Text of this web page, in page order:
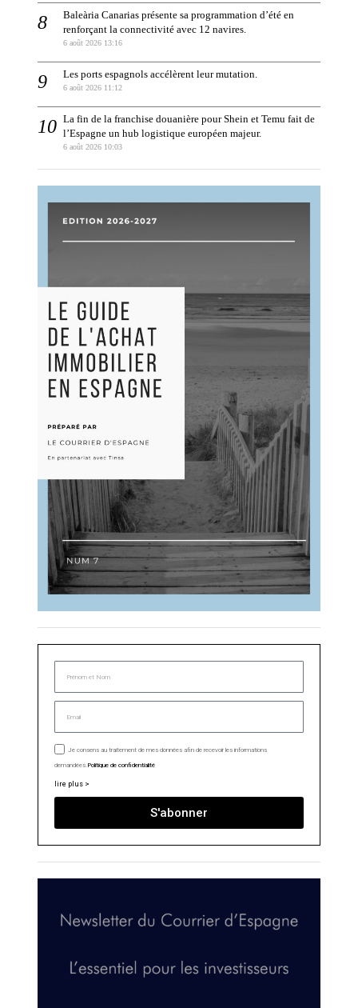
Baleària Canarias présente sa programmation d’été en
renforçant la connectivité avec 12 navires.
6 août 2026 13:16
Les ports espagnols accélèrent leur mutation.
6 août 2026 11:12
La fin de la franchise douanière pour Shein et Temu fait de
l’Espagne un hub logistique européen majeur.
6 août 2026 10:03
Je consens au traitement de mes données afin de recevoir les informations
demandées.Politique de confidentialité
lire plus >
S'abonner